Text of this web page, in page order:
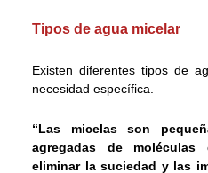
Tipos de agua micelar
Existen diferentes tipos de
necesidad específica.
“Las micelas son
agregadas de
eliminar la suciedad y las